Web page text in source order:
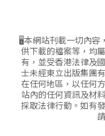
🖥本網站刊載一切內容
供下載的檔案等，均
有，並受香港法律及
士未經東立出版集團
在任何地區，以任何
站內的任何資訊及材
採取法律行動。如有